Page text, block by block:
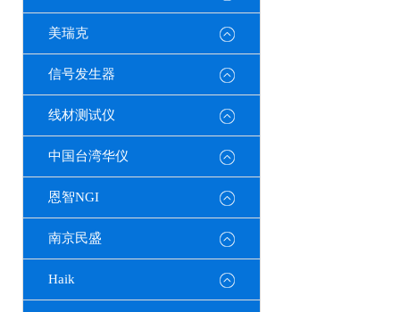
美瑞克
信号发生器
线材测试仪
中国台湾华仪
恩智NGI
南京民盛
Haik